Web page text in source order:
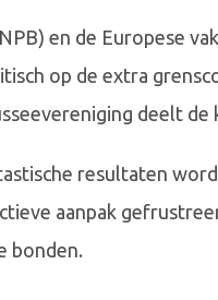
en de Europese
op de extra
deelt de
resultaten
aanpak
bonden.